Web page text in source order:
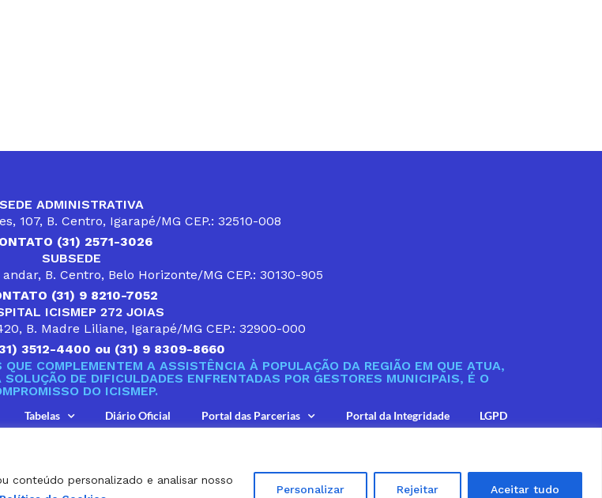
conteúdo personalizado e analisar nosso
Personalizar Rejeitar Aceitar tudo
SEDE ADMINISTRATIVA
107, B. Centro, Igarapé/MG CEP.: 32510-008
(31) 2571-3026
SUBSEDE
B. Centro, Belo Horizonte/MG CEP.: 30130-905
(31) 9 8210-7052
ICISMEP 272 JOIAS
B. Madre Liliane, Igarapé/MG CEP.: 32900-000
3512-4400 ou (31) 9 8309-8660
COMPLEMENTEM A ASSISTÊNCIA À POPULAÇÃO DA REGIÃO EM QUE ATUA,
DE DIFICULDADES ENFRENTADAS POR GESTORES MUNICIPAIS, É O
DO ICISMEP.
Tabelas Diário Oficial Portal das Parcerias Portal da Integridade LGPD